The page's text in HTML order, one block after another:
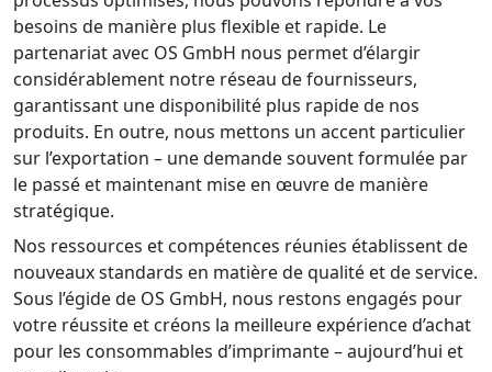
besoins de manière plus flexible et rapide. Le
partenariat avec OS GmbH nous permet d’élargir
considérablement notre réseau de fournisseurs,
garantissant une disponibilité plus rapide de nos
produits. En outre, nous mettons un accent particulier
sur l’exportation – une demande souvent formulée par
le passé et maintenant mise en œuvre de manière
stratégique.
Nos ressources et compétences réunies établissent de
nouveaux standards en matière de qualité et de service.
Sous l’égide de OS GmbH, nous restons engagés pour
votre réussite et créons la meilleure expérience d’achat
pour les consommables d’imprimante – aujourd’hui et